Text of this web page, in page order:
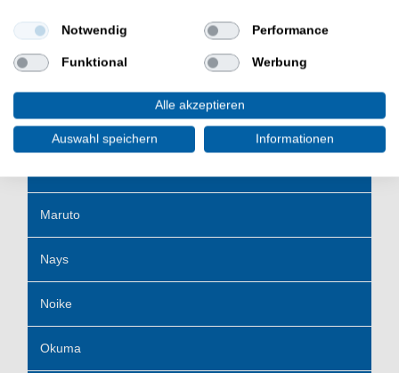
Mitchell
Miuras
Maruto
Nays
Noike
Okuma
Notwendig Performance
Funktional Werbung
Alle akzeptieren
Auswahl speichern Informationen